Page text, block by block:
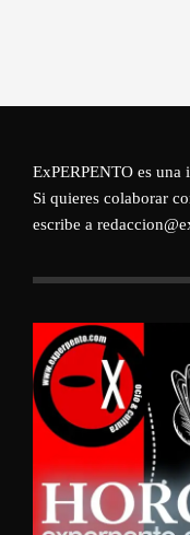
ExPERPENTO es una
Si quieres colaborar
escribe a